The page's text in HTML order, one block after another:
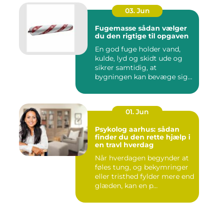
03. Jun
Fugemasse sådan vælger
du den rigtige til opgaven
En god fuge holder vand,
kulde, lyd og skidt ude og
sikrer samtidig, at
bygningen kan bevæge sig
01. Jun
Psykolog aarhus: sådan
finder du den rette hjælp i
en travl hverdag
Når hverdagen begynder at
føles tung, og bekymringer
eller tristhed fylder mere end
glæden, kan en p...